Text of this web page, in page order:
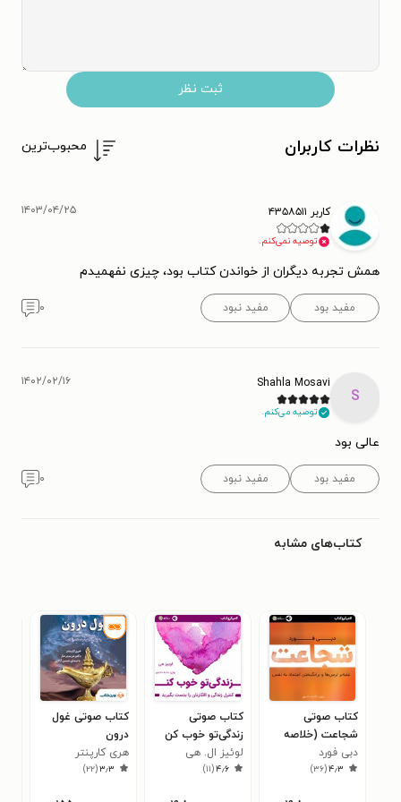
ثبت نظر
نظرات کاربران محبوب‌ترین
کاربر ۴۳۵۸۵۱۱
توصیه نمی‌کنم.
۱۴۰۳/۰۴/۲۵
همش تجربه دیگران از خواندن کتاب بود، چیزی نفهمیدم
مفید بود مفید نبود ۰
S
Shahla Mosavi
توصیه می‌کنم.
۱۴۰۲/۰۲/۱۶
عالی بود
مفید بود مفید نبود ۰
کتاب‌های مشابه
کتاب صوتی
شجاعت (خلاصه
کتاب)
دبی فورد
۴٫۳(۳۶)
کتاب صوتی
زندگی‌تو خوب کن
(خلاصه کتاب)
لوئیز ال. هی
۴٫۶(۱۱)
کتاب صوتی غول
درون
هری کارپنتر
۳٫۳(۲۲)